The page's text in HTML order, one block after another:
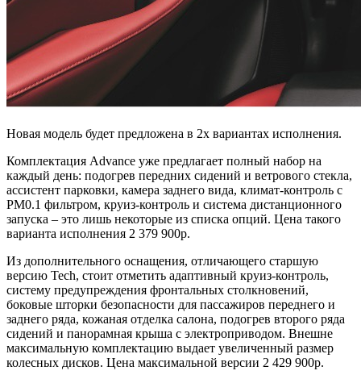
Новая модель будет предложена в 2х вариантах исполнения.
Комплектация Advance уже предлагает полный набор на
каждый день: подогрев передних сидений и ветрового стекла,
ассистент парковки, камера заднего вида, климат-контроль с
PM0.1 фильтром, круиз-контроль и система дистанционного
запуска – это лишь некоторые из списка опций. Цена такого
варианта исполнения 2 379 900р.
Из дополнительного оснащения, отличающего старшую
версию Tech, стоит отметить адаптивный круиз-контроль,
систему предупреждения фронтальных столкновений,
боковые шторки безопасности для пассажиров переднего и
заднего ряда, кожаная отделка салона, подогрев второго ряда
сидений и панорамная крыша с электроприводом. Внешне
максимальную комплектацию выдает увеличенный размер
колесных дисков. Цена максимальной версии 2 429 900р.